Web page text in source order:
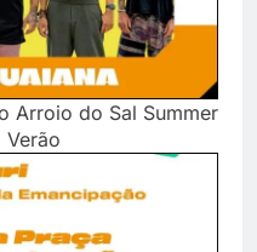
Arroio do Sal Summer
Verão